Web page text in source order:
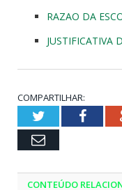
RAZAO DA
JUSTIFICATIVA
COMPARTILHAR:
Twitter
Email
CONTEÚDO